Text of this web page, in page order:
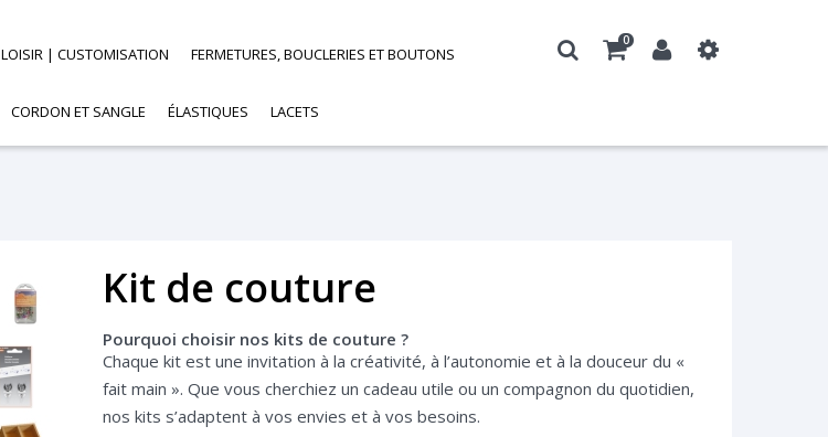
0
LOISIR | CUSTOMISATION FERMETURES, BOUCLERIES ET BOUTONS
CORDON ET SANGLE ÉLASTIQUES LACETS
Kit de couture
Pourquoi choisir nos kits de couture ?
Chaque kit est une invitation à la créativité, à l’autonomie et à la douceur du «
fait main ». Que vous cherchiez un cadeau utile ou un compagnon du quotidien,
nos kits s’adaptent à vos envies et à vos besoins.